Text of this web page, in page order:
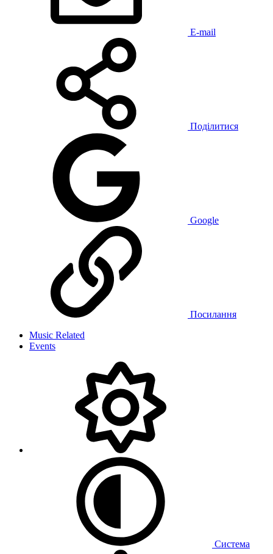
E-mail
Поділитися
Google
Посилання
Music Related
Events
Система